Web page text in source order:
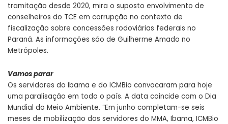
tramitação desde 2020, mira o suposto envolvimento de
conselheiros do TCE em corrupção no contexto de
fiscalização sobre concessões rodoviárias federais no
Paraná. As informações são de Guilherme Amado no
Metrópoles.
Vamos parar
Os servidores do Ibama e do ICMBio convocaram para hoje
uma paralisação em todo o país. A data coincide com o Dia
Mundial do Meio Ambiente. “Em junho completam-se seis
meses de mobilização dos servidores do MMA, Ibama, ICMBio